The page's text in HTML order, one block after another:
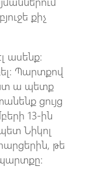
քիչ
ասենք։
Պարտքով
ա պետք
ցույց
13-ին
Նիկոլ
թե